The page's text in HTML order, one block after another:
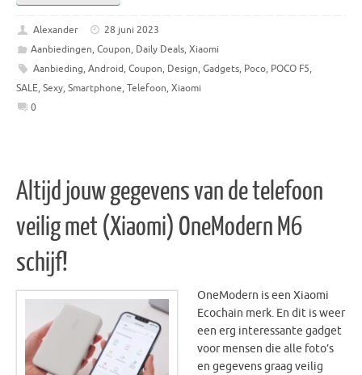
Alexander
28 juni 2023
Aanbiedingen, Coupon, Daily Deals, Xiaomi
Aanbieding, Android, Coupon, Design, Gadgets, Poco, POCO F5,
SALE, Sexy, Smartphone, Telefoon, Xiaomi
0
Altijd jouw gegevens van de telefoon
veilig met (Xiaomi) OneModern M6
schijf!
OneModern is een Xiaomi
Ecochain merk. En dit is weer
een erg interessante gadget
voor mensen die alle foto’s
en gegevens graag veilig